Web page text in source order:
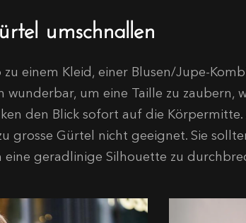
umschnallen
zu einem Kleid, einer Blusen/Jupe-
wunderbar, um eine Taille zu zaubern,
den Blick sofort auf die Körpermitte.
grosse Gürtel nicht geeignet. Sie
eine geradlinige Silhouette zu